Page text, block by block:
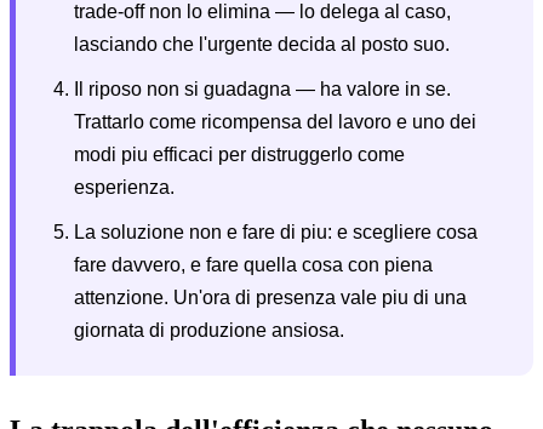
trade-off non lo elimina — lo delega al caso,
lasciando che l'urgente decida al posto suo.
Il riposo non si guadagna — ha valore in se.
Trattarlo come ricompensa del lavoro e uno dei
modi piu efficaci per distruggerlo come
esperienza.
La soluzione non e fare di piu: e scegliere cosa
fare davvero, e fare quella cosa con piena
attenzione. Un'ora di presenza vale piu di una
giornata di produzione ansiosa.